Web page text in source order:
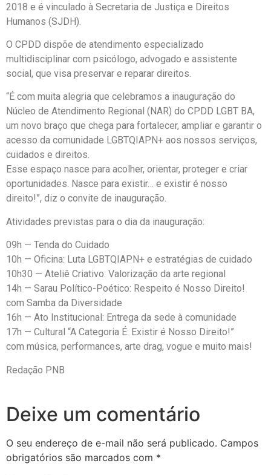
2018 e é vinculado à Secretaria de Justiça e Direitos
Humanos (SJDH).
O CPDD dispõe de atendimento especializado
multidisciplinar com psicólogo, advogado e assistente
social, que visa preservar e reparar direitos.
“É com muita alegria que celebramos a inauguração do
Núcleo de Atendimento Regional (NAR) do CPDD LGBT BA,
um novo braço que chega para fortalecer, ampliar e garantir o
acesso da comunidade LGBTQIAPN+ aos nossos serviços,
cuidados e direitos.
Esse espaço nasce para acolher, orientar, proteger e criar
oportunidades. Nasce para existir… e existir é nosso
direito!”, diz o convite de inauguração.
Atividades previstas para o dia da inauguração:
09h — Tenda do Cuidado
10h — Oficina: Luta LGBTQIAPN+ e estratégias de cuidado
10h30 — Ateliê Criativo: Valorização da arte regional
14h — Sarau Político-Poético: Respeito é Nosso Direito!
com Samba da Diversidade
16h — Ato Institucional: Entrega da sede à comunidade
17h — Cultural “A Categoria É: Existir é Nosso Direito!”
com música, performances, arte drag, vogue e muito mais!
Redação PNB
Deixe um comentário
O seu endereço de e-mail não será publicado. Campos
obrigatórios são marcados com *